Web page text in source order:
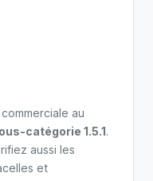
au
catégorie 1.5.1.
aussi les
et